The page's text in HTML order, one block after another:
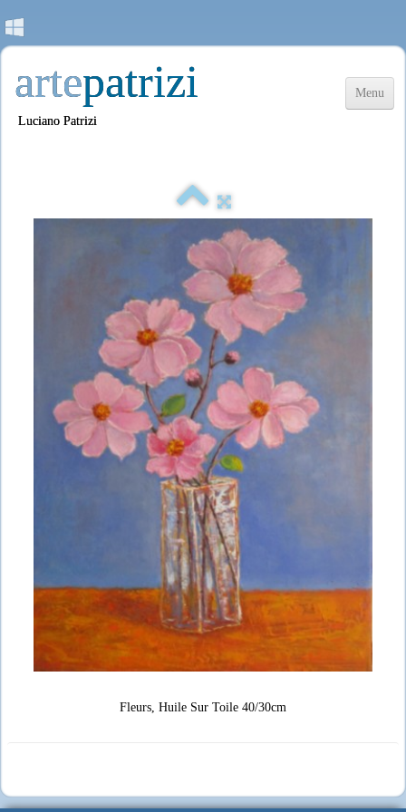
artepatrizi
Luciano Patrizi
Menu
Fleurs, Huile Sur Toile 40/30cm